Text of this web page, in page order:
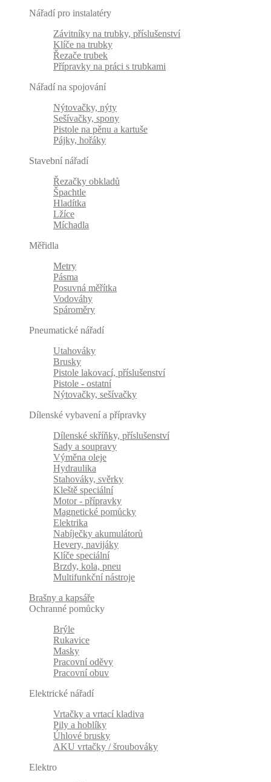
Nářadí pro instalatéry
Závitníky na trubky, příslušenství
Klíče na trubky
Řezače trubek
Přípravky na práci s trubkami
Nářadí na spojování
Nýtovačky, nýty
Sešívačky, spony
Pistole na pěnu a kartuše
Pájky, hořáky
Stavební nářadí
Řezačky obkladů
Špachtle
Hladítka
Lžíce
Míchadla
Měřidla
Metry
Pásma
Posuvná měřítka
Vodováhy
Spároměry
Pneumatické nářadí
Utahováky
Brusky
Pistole lakovací, příslušenství
Pistole - ostatní
Nýtovačky, sešívačky
Dílenské vybavení a přípravky
Dílenské skříňky, příslušenství
Sady a soupravy
Výměna oleje
Hydraulika
Stahováky, svěrky
Kleště speciální
Motor - přípravky
Magnetické pomůcky
Elektrika
Nabíječky akumulátorů
Hevery, navijáky
Klíče speciální
Brzdy, kola, pneu
Multifunkční nástroje
Brašny a kapsáře
Ochranné pomůcky
Brýle
Rukavice
Masky
Pracovní oděvy
Pracovní obuv
Elektrické nářadí
Vrtačky a vrtací kladiva
Pily a hoblíky
Úhlové brusky
AKU vrtačky / šroubováky
Elektro